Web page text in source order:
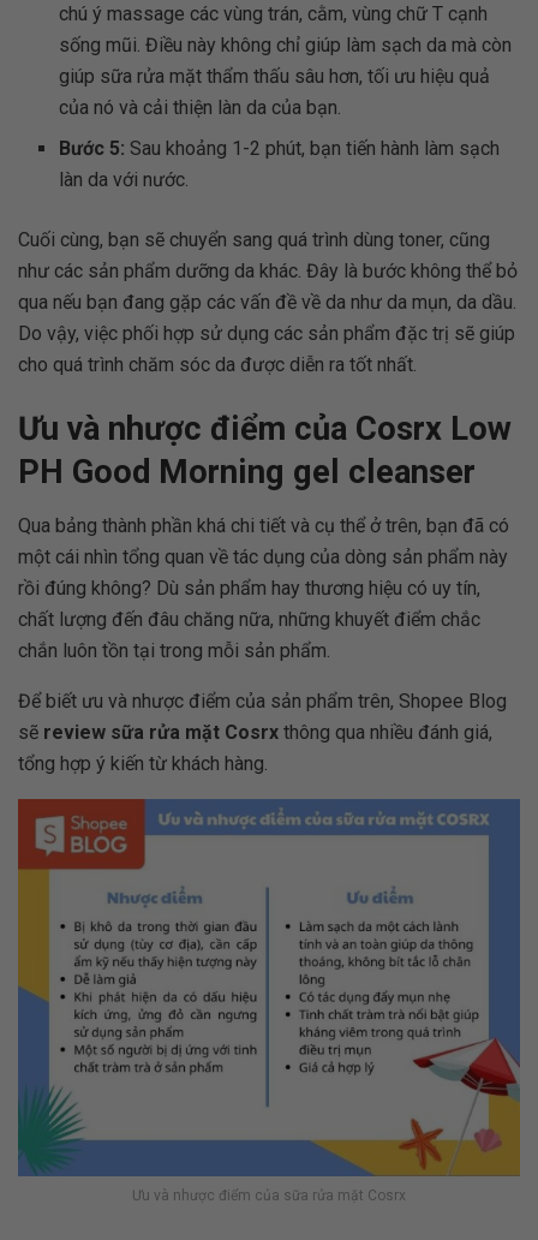
chú ý massage các vùng trán, cằm, vùng chữ T cạnh
sống mũi. Điều này không chỉ giúp làm sạch da mà còn
giúp sữa rửa mặt thẩm thấu sâu hơn, tối ưu hiệu quả
của nó và cải thiện làn da của bạn.
Bước 5: Sau khoảng 1-2 phút, bạn tiến hành làm sạch
làn da với nước.
Cuối cùng, bạn sẽ chuyển sang quá trình dùng toner, cũng
như các sản phẩm dưỡng da khác. Đây là bước không thể bỏ
qua nếu bạn đang gặp các vấn đề về da như da mụn, da dầu.
Do vậy, việc phối hợp sử dụng các sản phẩm đặc trị sẽ giúp
cho quá trình chăm sóc da được diễn ra tốt nhất.
Ưu và nhược điểm của Cosrx Low
PH Good Morning gel cleanser
Qua bảng thành phần khá chi tiết và cụ thể ở trên, bạn đã có
một cái nhìn tổng quan về tác dụng của dòng sản phẩm này
rồi đúng không? Dù sản phẩm hay thương hiệu có uy tín,
chất lượng đến đâu chăng nữa, những khuyết điểm chắc
chắn luôn tồn tại trong mỗi sản phẩm.
Để biết ưu và nhược điểm của sản phẩm trên, Shopee Blog
sẽ review sữa rửa mặt Cosrx thông qua nhiều đánh giá,
tổng hợp ý kiến từ khách hàng.
Ưu và nhược điểm của sữa rửa mặt Cosrx